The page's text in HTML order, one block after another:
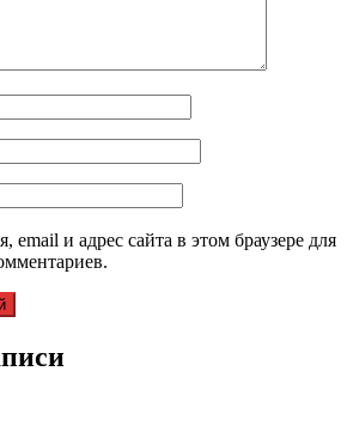
email и адрес сайта в этом браузере для